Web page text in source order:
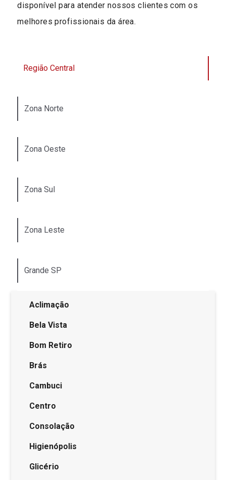
disponível para atender nossos clientes com os
melhores profissionais da área.
Região Central
Zona Norte
Zona Oeste
Zona Sul
Zona Leste
Grande SP
Aclimação
Bela Vista
Bom Retiro
Brás
Cambuci
Centro
Consolação
Higienópolis
Glicério